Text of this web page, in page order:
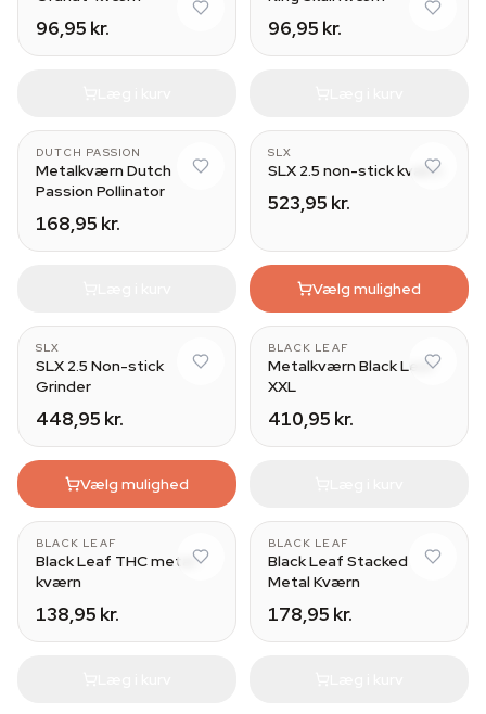
96,95 kr. 96,95 kr.
DUTCH PASSION
Metalkværn Dutch
Passion Pollinator
168,95 kr.
SLX
SLX 2.5 non-stick kværn
523,95 kr.
Vælg mulighed
SLX
SLX 2.5 Non-stick
Grinder
448,95 kr.
Vælg mulighed
BLACK LEAF
Metalkværn Black Leaf
XXL
410,95 kr.
BLACK LEAF
Black Leaf THC metal-
kværn
138,95 kr.
BLACK LEAF
Black Leaf Stacked
Metal Kværn
178,95 kr.